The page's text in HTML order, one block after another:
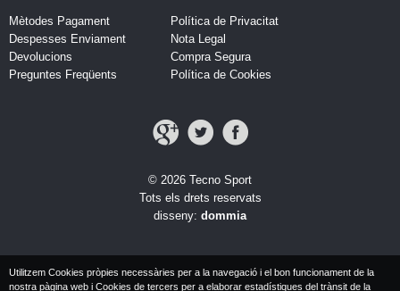
Mètodes Pagament
Despesses Enviament
Devolucions
Preguntes Freqüents
Política de Privacitat
Nota Legal
Compra Segura
Política de Cookies
© 2026 Tecno Sport
Tots els drets reservats
disseny: dommia
Utilitzem Cookies pròpies necessàries per a la navegació i el bon funcionament de la
nostra pàgina web i Cookies de tercers per a elaborar estadístiques del trànsit de la